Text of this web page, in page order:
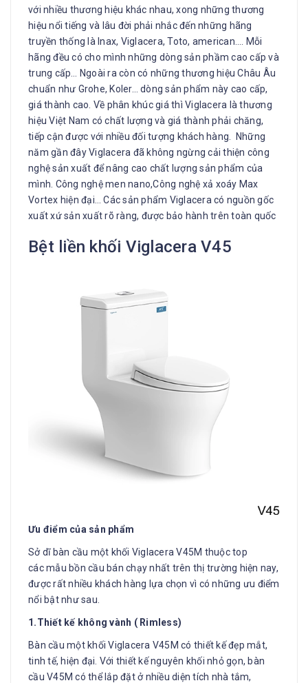
với nhiều thương hiệu khác nhau, xong những thương
hiệu nổi tiếng và lâu đời phải nhắc đến những hãng
truyền thống là Inax, Viglacera, Toto, american…. Mỗi
hãng đều có cho mình những dòng sản phầm cao cấp và
trung cấp… Ngoài ra còn có những thương hiệu Châu Âu
chuẩn như Grohe, Koler… dòng sản phẩm này cao cấp,
giá thành cao. Về phân khúc giá thì Viglacera là thương
hiệu Việt Nam có chất lượng và giá thành phải chăng,
tiếp cận được với nhiều đối tượng khách hàng. Những
năm gần đây Viglacera đã không ngừng cải thiện công
nghệ sản xuất để nâng cao chất lượng sản phẩm của
mình. Công nghệ men nano,Công nghệ xả xoáy Max
Vortex hiện đại… Các sản phẩm Viglacera có nguồn gốc
xuất xứ sản xuất rõ ràng, được bảo hành trên toàn quốc
Bệt liền khối Viglacera V45
Ưu điểm của sản phẩm
Sở dĩ bàn cầu một khối Viglacera V45M thuộc top
các mẫu bồn cầu bán chạy nhất trên thị trường hiện nay,
được rất nhiều khách hàng lựa chọn vì có những ưu điểm
nổi bật như sau.
1.Thiết kế không vành ( Rimless)
Bàn cầu một khối Viglacera V45M có thiết kế đẹp mắt,
tinh tế, hiện đại. Với thiết kế nguyên khối nhỏ gọn, bàn
cầu V45M có thể lắp đặt ở nhiều diện tích nhà tắm,